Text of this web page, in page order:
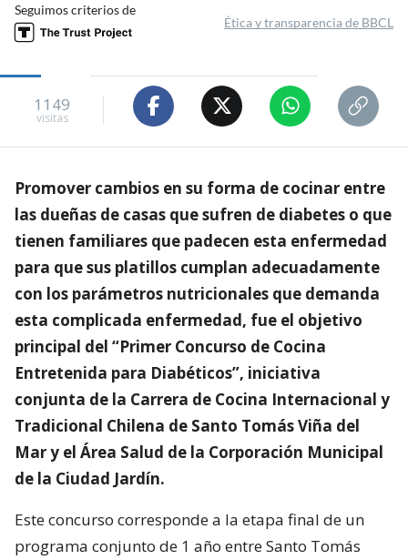
Seguimos criterios de
Ética y transparencia de BBCL
1149
visitas
Promover cambios en su forma de cocinar entre
las dueñas de casas que sufren de diabetes o que
tienen familiares que padecen esta enfermedad
para que sus platillos cumplan adecuadamente
con los parámetros nutricionales que demanda
esta complicada enfermedad, fue el objetivo
principal del “Primer Concurso de Cocina
Entretenida para Diabéticos”, iniciativa
conjunta de la Carrera de Cocina Internacional y
Tradicional Chilena de Santo Tomás Viña del
Mar y el Área Salud de la Corporación Municipal
de la Ciudad Jardín.
Este concurso corresponde a la etapa final de un
programa conjunto de 1 año entre Santo Tomás